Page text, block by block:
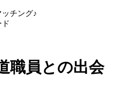
チング♪
職員との出会